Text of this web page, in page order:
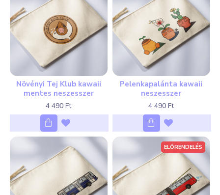
Növényi Tej Klub kawaii
mentes neszesszer
4 490 Ft
Pelenkapalánta kawaii
neszesszer
4 490 Ft
ELŐRENDELÉS